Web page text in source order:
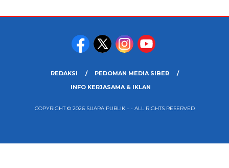
REDAKSI
PEDOMAN MEDIA SIBER
INFO KERJASAMA & IKLAN
COPYRIGHT © 2026 SUARA PUBLIK – - ALL RIGHTS RESERVED